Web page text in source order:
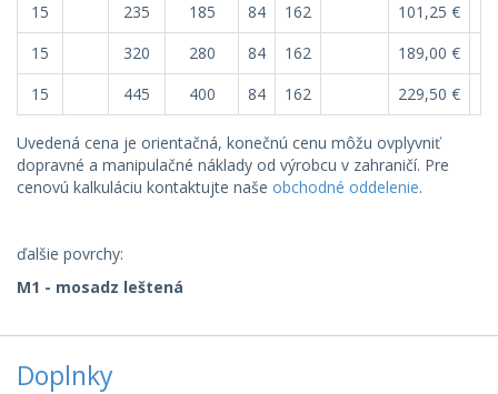
15 235 185 84 162 101,25 €
15
320 280 84 162 189,00 €
15
445 400 84 162 229,50 €
Uvedená cena je orientačná, konečnú cenu môžu ovplyvniť
dopravné a manipulačné náklady od výrobcu v zahraničí. Pre
cenovú kalkuláciu kontaktujte naše obchodné oddelenie.
ďalšie povrchy:
M1 - mosadz leštená
Doplnky